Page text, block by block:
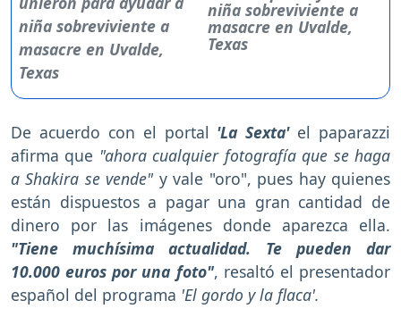
niña sobreviviente a
masacre en Uvalde,
Texas
De acuerdo con el portal 'La Sexta'el paparazzi
afirma que "ahora cualquier fotografía que se haga
a Shakira se vende" y vale "oro", pues hay quienes
están dispuestos a pagar una gran cantidad de
dinero por las imágenes donde aparezca ella.
"Tiene muchísima actualidad. Te pueden dar
10.000 euros por una foto", resaltó el presentador
español del programa 'El gordo y la flaca'.